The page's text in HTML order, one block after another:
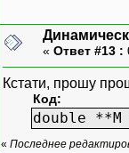
« Ответ #13 :
Кстати, прошу
Код:
double
« Последнее